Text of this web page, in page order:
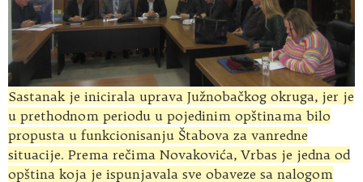
Sastanak je inicirala uprava Južnobačkog okruga, jer je
u prethodnom periodu u pojedinim opštinama bilo
propusta u funkcionisanju Štabova za vanredne
situacije. Prema rečima Novakovića, Vrbas je jedna od
opština koja je ispunjavala sve obaveze sa nalogom